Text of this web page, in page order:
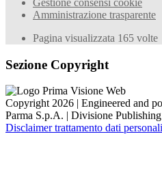
Gestione consensi cookie
Amministrazione trasparente
Pagina visualizzata 165 volte
Sezione Copyright
Copyright 2026 | Engineered and
Parma S.p.A. | Divisione
Disclaimer trattamento dati personali